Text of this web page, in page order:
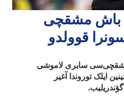
باش مشقچی
قوولدو
سابری لاموشی
ایلک توروندا آغیر